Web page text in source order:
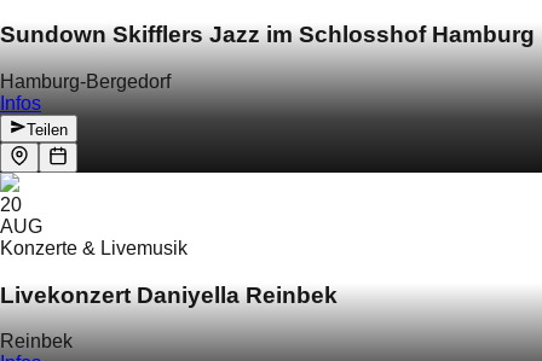
Sundown Skifflers Jazz im Schlosshof Hamburg
Hamburg-Bergedorf
Infos
Teilen
20
AUG
Konzerte & Livemusik
Livekonzert Daniyella Reinbek
Reinbek